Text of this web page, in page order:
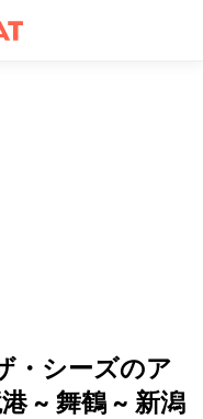
・シーズのア
~ 舞鶴 ~ 新潟